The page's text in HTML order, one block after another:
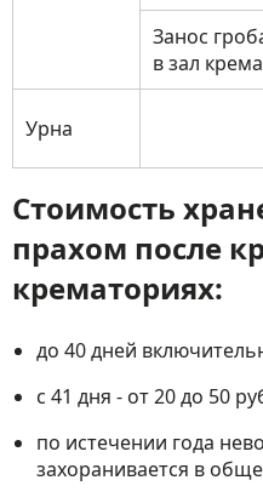
Занос
в зал
Урна
Стоимость
прахом после
крематориях:
до 40 дней
с 41 дня - от 20 до 50
по истечении года
захоранивается в